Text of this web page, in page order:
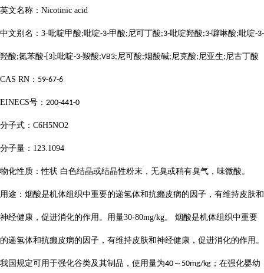
英文名称： Nicotinic acid
中文别名： 3-吡啶甲酸;吡啶-3-甲酸;尼可丁酸;3-吡啶羟酸;3-噼啉酸;吡啶-3-
羟酸;氮苯酸-[3];吡啶-3-羧酸;VB3;尼可酸;烟酸碱;尼克酸;尼亚生;尼古丁酸
CAS RN ： 59-67-6
EINECS号： 200-441-0
分子式： C6H5NO2
分子量： 123.1094
物化性质：性状 白色结晶或结晶性粉末，无臭或稍有臭气，味微酸。
用途：烟酸是机体组织中重要的递氢体和抗癞皮病的因子，有维持皮肤和
神经健康，促进消化的作用。用量30-80mg/kg。 烟酸是机体组织中重要
的递氢体和抗癞皮病的因子，有维持皮肤和神经健康，促进消化的作用。
我国规定可用于强化谷类及其制品，使用量为40 ～ 50mg/kg ；在强化婴幼